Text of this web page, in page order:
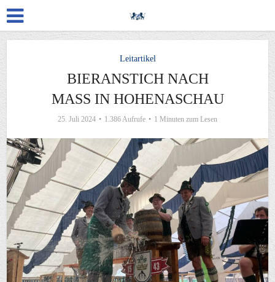
Leitartikel
BIERANSTICH NACH
MASS IN HOHENASCHAU
25. Juli 2024 1.386 Aufrufe 1 Minuten zum Lesen